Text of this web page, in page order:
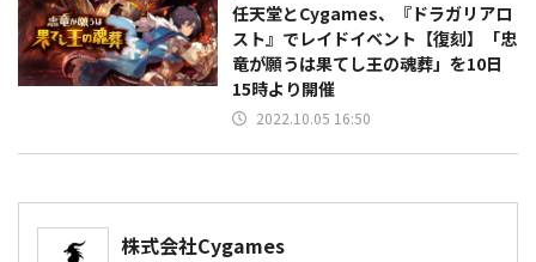
任天堂とCygames、『ドラガリアロ
スト』でレイドイベント【復刻】「忠
竜が願うは果てし王の魂葬」を10日
15時より開催
2022.10.05 16:50
株式会社Cygames